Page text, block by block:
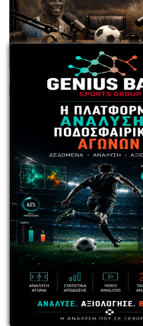
Κ16 Ανώτατη – Βαθμολογία
Ομάδα
ΑΓΙΑ ΝΑΠΑ
ΑΕΚ
3
ΑΕΛ
ΑΝΟΡΘΩΣΗ
5
ΑΠΟΕΛ
ΑΠΟΛΛΩΝ
ΑΡΗΣ
ΕΘΝΙΚΟΣ ΑΣΣΙΑΣ
ΘΟΙ
ΝΕΑ ΣΑΛΑΜΙΝΑ
ΟΛΥΜΠΙΑΚΟΣ